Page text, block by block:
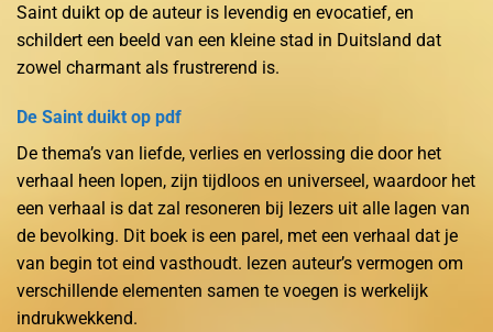
Saint duikt op de auteur is levendig en evocatief, en
schildert een beeld van een kleine stad in Duitsland dat
zowel charmant als frustrerend is.
De Saint duikt op pdf
De thema’s van liefde, verlies en verlossing die door het
verhaal heen lopen, zijn tijdloos en universeel, waardoor het
een verhaal is dat zal resoneren bij lezers uit alle lagen van
de bevolking. Dit boek is een parel, met een verhaal dat je
van begin tot eind vasthoudt. lezen auteur’s vermogen om
verschillende elementen samen te voegen is werkelijk
indrukwekkend.